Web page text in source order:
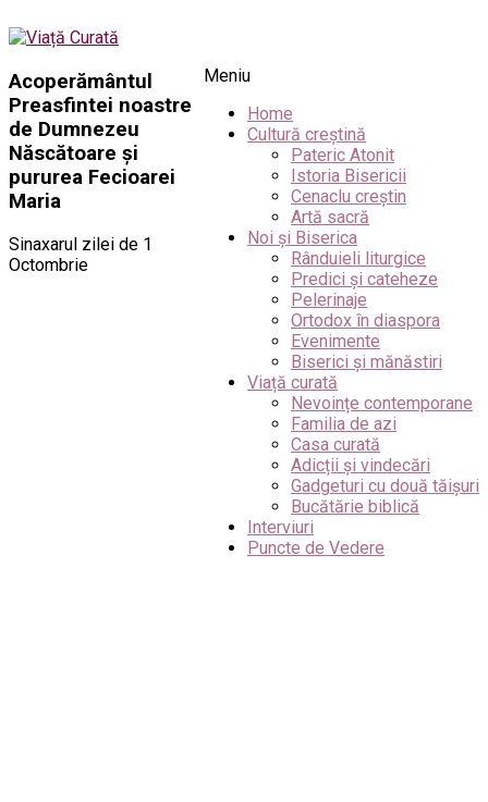
Meniu
Home
Cultură creștină
Pateric Atonit
Istoria Bisericii
Cenaclu creștin
Artă sacră
Noi și Biserica
Rânduieli liturgice
Predici și cateheze
Pelerinaje
Ortodox în diaspora
Evenimente
Biserici și mănăstiri
Viață curată
Nevoințe contemporane
Familia de azi
Casa curată
Adicții și vindecări
Gadgeturi cu două tăișuri
Bucătărie biblică
Interviuri
Puncte de Vedere
Acoperământul
Preasfintei noastre
de Dumnezeu
Născătoare şi
pururea Fecioarei
Maria
Sinaxarul zilei de 1
Octombrie